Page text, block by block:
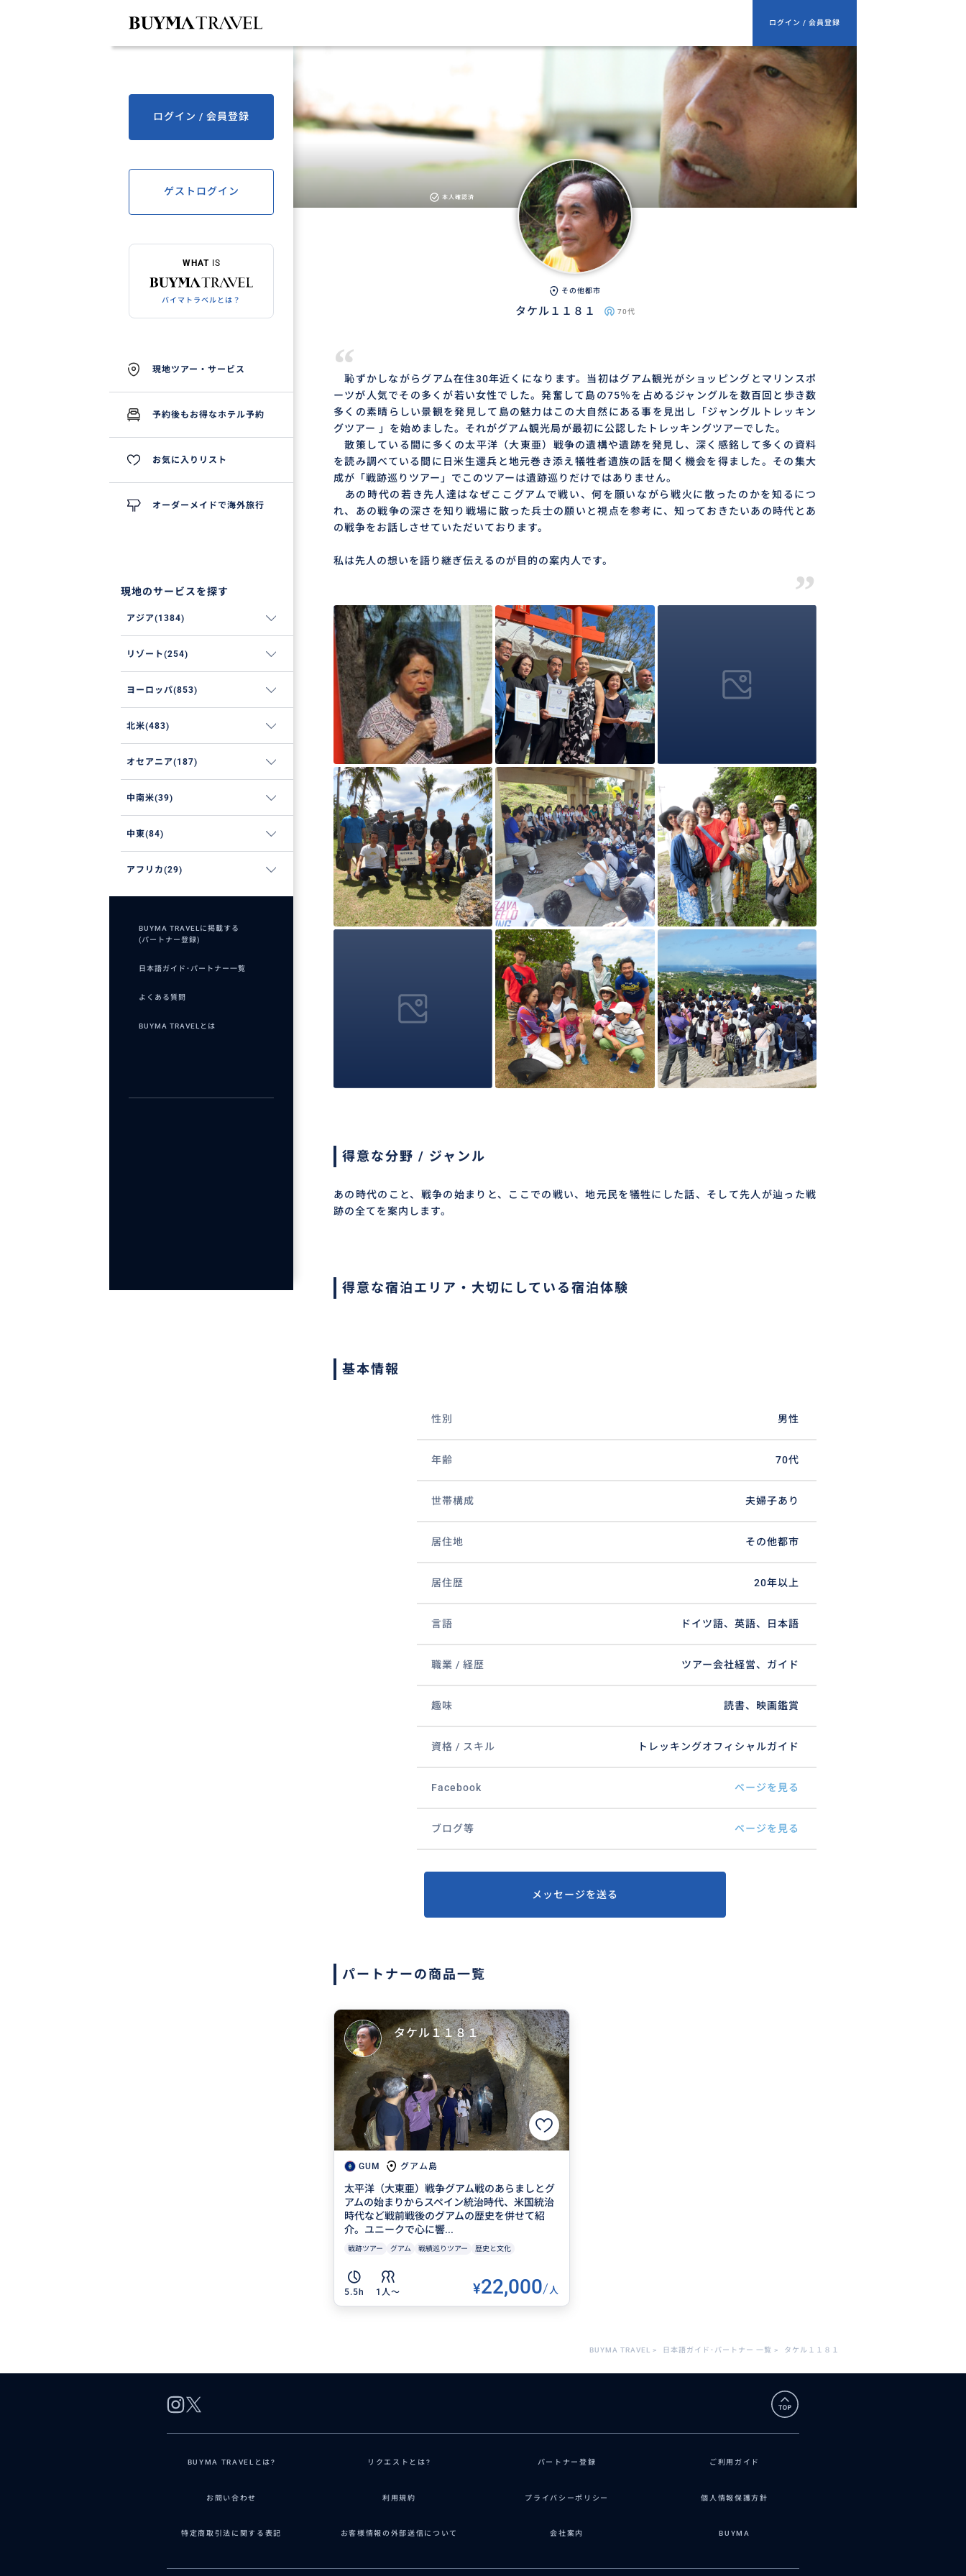
ログイン / 会員登録
本人確認済
その他都市
タケル１１８１ 70代
“
恥ずかしながらグアム在住30年近くになります。当初はグアム観光がショッピングとマリンスポ
ーツが人気でその多くが若い女性でした。発奮して島の75％を占めるジャングルを数百回と歩き数
多くの素晴らしい景観を発見して島の魅力はこの大自然にある事を見出し「ジャングルトレッキン
グツアー 」を始めました。それがグアム観光局が最初に公認したトレッキングツアーでした。
散策している間に多くの太平洋（大東亜）戦争の遺構や遺跡を発見し、深く感銘して多くの資料
を読み調べている間に日米生還兵と地元巻き添え犠牲者遺族の話を聞く機会を得ました。その集大
成が「戦跡巡りツアー」でこのツアーは遺跡巡りだけではありません。
あの時代の若き先人達はなぜここグアムで戦い、何を願いながら戦火に散ったのかを知るにつ
れ、あの戦争の深さを知り戦場に散った兵士の願いと視点を参考に、知っておきたいあの時代とあ
の戦争をお話しさせていただいております。
私は先人の想いを語り継ぎ伝えるのが目的の案内人です。
”
得意な分野 / ジャンル
あの時代のこと、戦争の始まりと、ここでの戦い、地元民を犠牲にした話、そして先人が辿った戦
跡の全てを案内します。
得意な宿泊エリア・大切にしている宿泊体験
基本情報
性別 男性
年齢 70代
世帯構成 夫婦子あり
居住地 その他都市
居住歴 20年以上
言語 ドイツ語、英語、日本語
職業 / 経歴 ツアー会社経営、ガイド
趣味 読書、映画鑑賞
資格 / スキル トレッキングオフィシャルガイド
Facebook ページを見る
ブログ等 ページを見る
メッセージを送る
パートナーの商品一覧
GUM グアム島
太平洋（大東亜）戦争グアム戦のあらましとグ
アムの始まりからスペイン統治時代、米国統治
時代など戦前戦後のグアムの歴史を併せて紹
介。ユニークで心に響...
戦跡ツアー グアム 戦績巡りツアー 歴史と文化
5.5h 1人〜 ¥22,000/人
タケル１１８１
BUYMA TRAVEL > 日本語ガイド･パートナー 一覧 > タケル１１８１
BUYMA TRAVELとは? リクエストとは? パートナー登録 ご利用ガイド
お問い合わせ 利用規約 プライバシーポリシー 個人情報保護方針
特定商取引法に関する表記 お客様情報の外部送信について 会社案内 BUYMA
ログイン / 会員登録
ゲストログイン
WHAT IS
バイマトラベルとは？
現地ツアー・サービス
予約後もお得なホテル予約
お気に入りリスト
オーダーメイドで海外旅行
現地のサービスを探す
アジア(1384)
リゾート(254)
ヨーロッパ(853)
北米(483)
オセアニア(187)
中南米(39)
中東(84)
アフリカ(29)
BUYMA TRAVELに掲載する
(パートナー登録)
日本語ガイド･パートナー一覧
よくある質問
BUYMA TRAVELとは